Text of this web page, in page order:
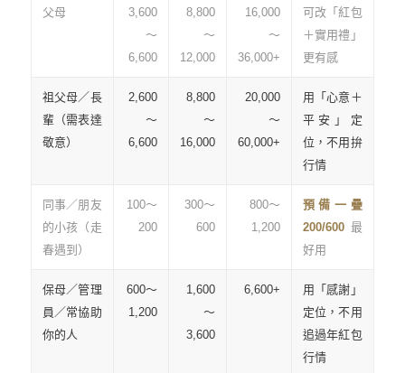
父母
3,600
～
6,600
8,800
～
12,000
16,000
～
36,000+
可改「紅包
＋實用禮」
更有感
祖父母／長
輩（需表達
敬意）
2,600
～
6,600
8,800
～
16,000
20,000
～
60,000+
用「心意＋
平安」定
位，不用拚
行情
同事／朋友
的小孩（走
春遇到）
100～
200
300～
600
800～
1,200
預備一疊
200/600最
好用
保母／管理
員／常協助
你的人
600～
1,200
1,600
～
3,600
6,600+
用「感謝」
定位，不用
追過年紅包
行情